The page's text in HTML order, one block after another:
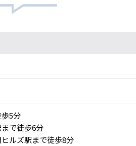
5分
で徒歩6分
ルズ駅まで徒歩8分